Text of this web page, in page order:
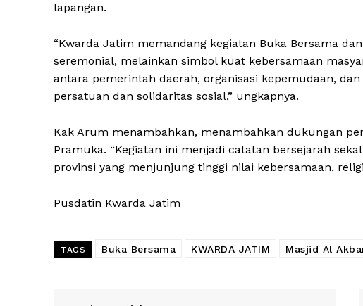
lapangan.
“Kwarda Jatim memandang kegiatan Buka Bersama
seremonial, melainkan simbol kuat kebersamaan
antara pemerintah daerah, organisasi kepemudaan,
persatuan dan solidaritas sosial,” ungkapnya.
Kak Arum menambahkan, menambahkan dukungan
Pramuka. “Kegiatan ini menjadi catatan bersejarah
provinsi yang menjunjung tinggi nilai kebersamaan,
Pusdatin Kwarda Jatim
TAGS Buka Bersama KWARDA JATIM Masjid Al